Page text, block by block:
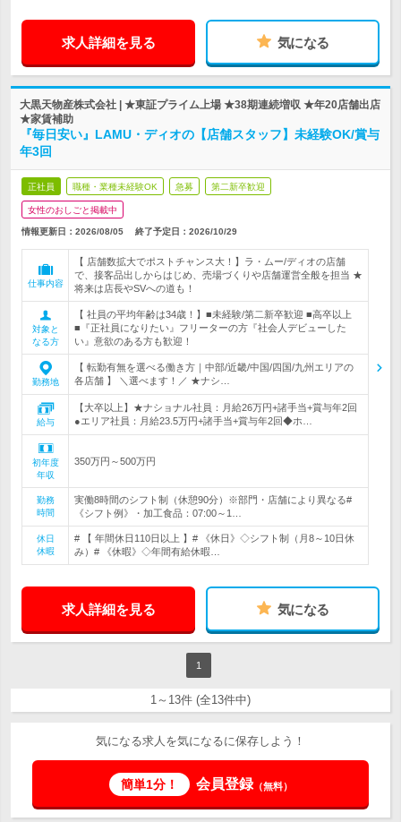
求人詳細を見る 気になる
大黒天物産株式会社 | ★東証プライム上場 ★38期連続増収 ★年20店舗出店
★家賃補助
『毎日安い』LAMU・ディオの【店舗スタッフ】未経験OK/賞与
年3回
正社員 職種・業種未経験OK 急募 第二新卒歓迎
女性のおしごと掲載中
情報更新日：2026/08/05 終了予定日： 2026/10/29
仕事内容
【 店舗数拡大でポストチャンス大！】ラ・ムー/ディオの店舗
で、接客品出しからはじめ、売場づくりや店舗運営全般を担当 ★
将来は店長やSVへの道も！
対象と
なる方
【 社員の平均年齢は34歳！】■未経験/第二新卒歓迎 ■高卒以上
■『正社員になりたい』フリーターの方『社会人デビューした
い』意欲のある方も歓迎！
勤務地
【 転勤有無を選べる働き方｜中部/近畿/中国/四国/九州エリアの
各店舗 】 ＼選べます！／ ★ナシ…
給与
【大卒以上】★ナショナル社員：月給26万円+諸手当+賞与年2回
●エリア社員：月給23.5万円+諸手当+賞与年2回◆ホ…
初年度
年収
350万円～500万円
勤務
時間
実働8時間のシフト制（休憩90分）※部門・店舗により異なる#
《シフト例》・加工食品：07:00～1…
休日
休暇
# 【 年間休日110日以上 】# 《休日》◇シフト制（月8～10日休
み）# 《休暇》◇年間有給休暇…
求人詳細を見る 気になる
1
1～13件 (全13件中)
気になる求人を気になるに保存しよう！
簡単1分！ 会員登録（無料）